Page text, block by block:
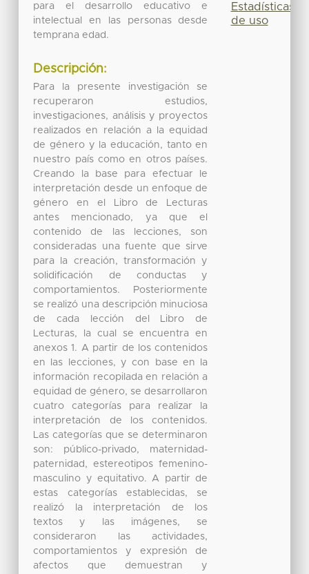
para el desarrollo educativo e
intelectual en las personas desde
temprana edad.
Descripción:
Para la presente investigación se
recuperaron estudios,
investigaciones, análisis y proyectos
realizados en relación a la equidad
de género y la educación, tanto en
nuestro país como en otros países.
Creando la base para efectuar le
interpretación desde un enfoque de
género en el Libro de Lecturas
antes mencionado, ya que el
contenido de las lecciones, son
consideradas una fuente que sirve
para la creación, transformación y
solidificación de conductas y
comportamientos. Posteriormente
se realizó una descripción minuciosa
de cada lección del Libro de
Lecturas, la cual se encuentra en
anexos 1. A partir de los contenidos
en las lecciones, y con base en la
información recopilada en relación a
equidad de género, se desarrollaron
cuatro categorías para realizar la
interpretación de los contenidos.
Las categorías que se determinaron
son: público-privado, maternidad-
paternidad, estereotipos femenino-
masculino y equitativo. A partir de
estas categorías establecidas, se
realizó la interpretación de los
textos y las imágenes, se
consideraron las actividades,
comportamientos y expresión de
afectos que demuestran y
Estadísticas
de uso